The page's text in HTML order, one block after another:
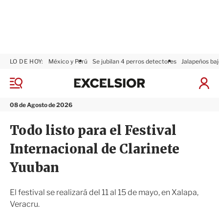
M
n
08 de Agosto de 2026
LO DE HOY: México y Perú Se jubilan 4 perros detectores Jalapeños
I
x
s
i
o
r
Todo listo para el Festival
Internacional de Clarinete
Yuuban
El festival se realizará del 11 al 15 de mayo, en Xalapa,
Veracru.